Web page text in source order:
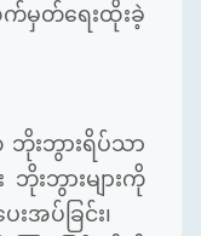
မှတ်ရေးထိုးခဲ့
ဘိုးဘွားရိပ်သာ
ဘိုးဘွားများကို
းအပ်ခြင်း၊